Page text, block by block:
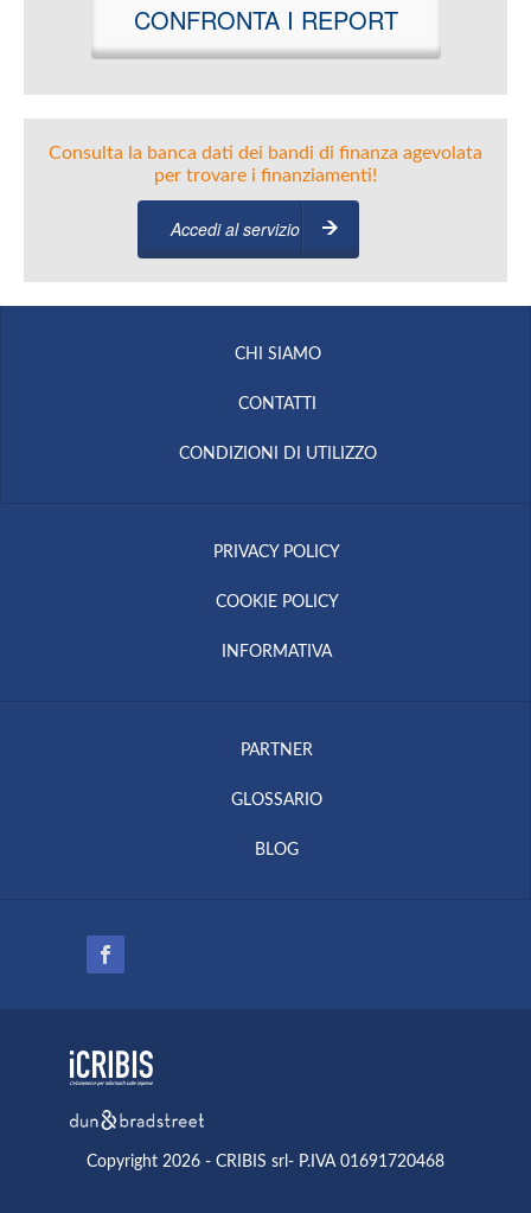
CONFRONTA I REPORT
Consulta la banca dati dei bandi di finanza agevolata
per trovare i finanziamenti!
Accedi al servizio
CHI SIAMO
CONTATTI
CONDIZIONI DI UTILIZZO
PRIVACY POLICY
COOKIE POLICY
INFORMATIVA
PARTNER
GLOSSARIO
BLOG
Copyright 2026 - CRIBIS srl- P.IVA 01691720468